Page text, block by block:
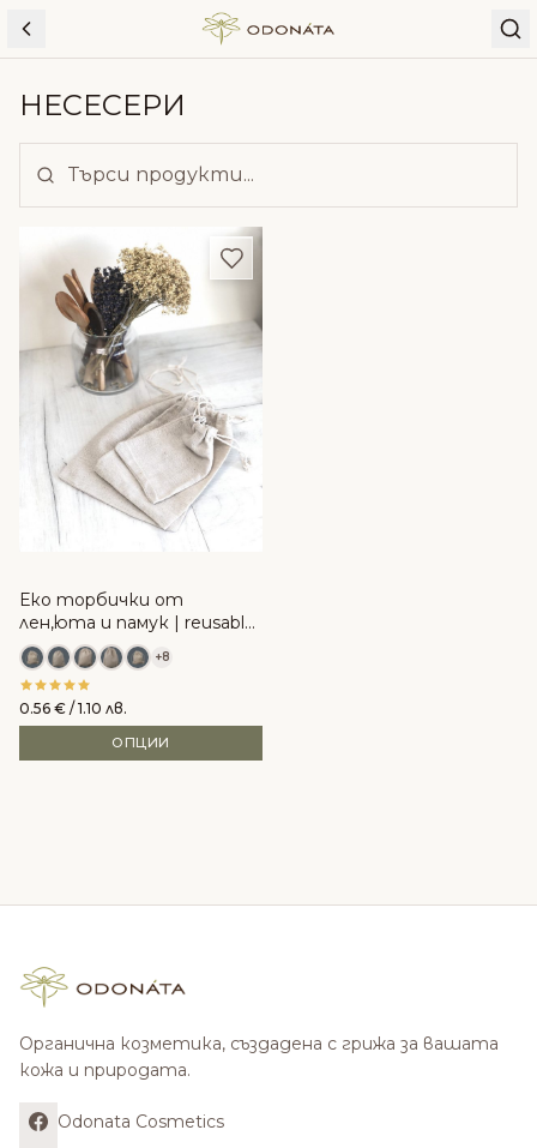
Skip to content
НЕСЕСЕРИ
Добави в любими
Еко торбички от
лен,юта и памук | reusable,
zero waste
+8
0.56 € / 1.10 лв.
ОПЦИИ
Органична козметика, създадена с грижа за вашата
кожа и природата.
Odonata Cosmetics